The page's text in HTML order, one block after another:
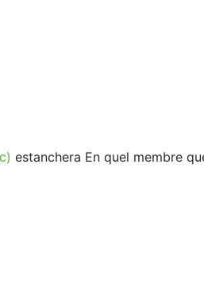
estanchera En quel membre